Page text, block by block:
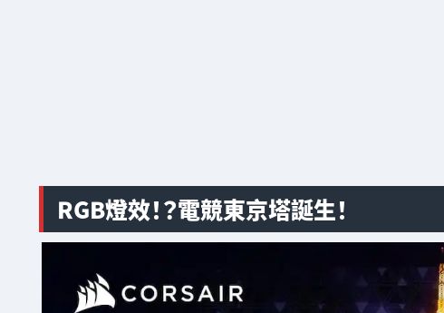
RGB燈效！？電競東京塔誕生！